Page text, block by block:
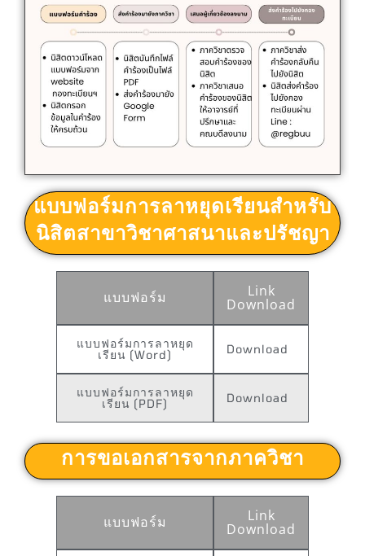
แบบฟอร์มการลาหยุดเรียนสำหรับ
นิสิตสาขาวิชาศาสนาและปรัชญา
แบบฟอร์ม Link
Download
แบบฟอร์มการลาหยุด
เรียน (Word)
Download
แบบฟอร์มการลาหยุด
เรียน (PDF)
Download
การขอเอกสารจากภาควิชา
แบบฟอร์ม Link
Download